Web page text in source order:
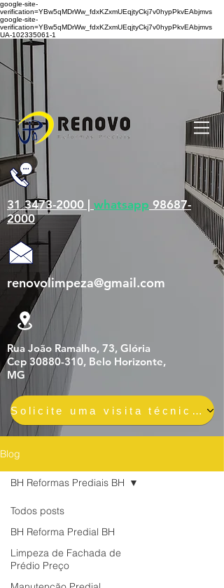
google-site-
verification=YBw5qMDrWw_fdxKZxmUEqjtyCkj7v0hypPkvEAbjmvs
google-site-
verification=YBw5qMDrWw_fdxKZxmUEqjtyCkj7v0hypPkvEAbjmvs
UA-102335061-1
31 3473-2000 | whatsapp 98687-
2000
renovolimpeza@gmail.com
Rua João Ramalho, 73, Glória
Cep 30880-310, Belo Horizonte,
MG
Solicite uma visita técnica gratuita e sem compromisso
Blog
Todos posts
BH Reforma Predial BH
Limpeza de Fachada de
Prédio Preço
BH Reformas Prediais BH